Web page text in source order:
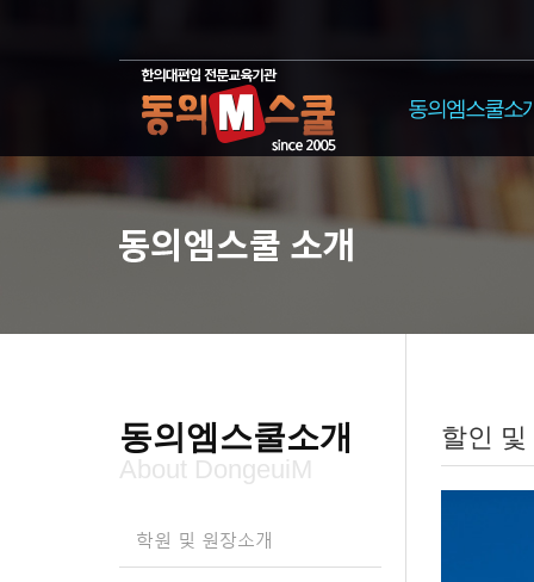
동의엠스쿨소
동의엠스쿨소개
About DongeuiM
학원 및 원장소개
할인